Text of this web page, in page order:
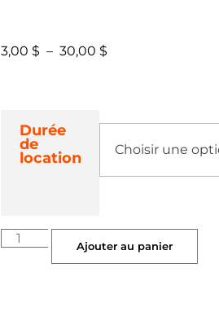
3,00 $ – 30,00 $
Durée
de
location
Ajouter au panier